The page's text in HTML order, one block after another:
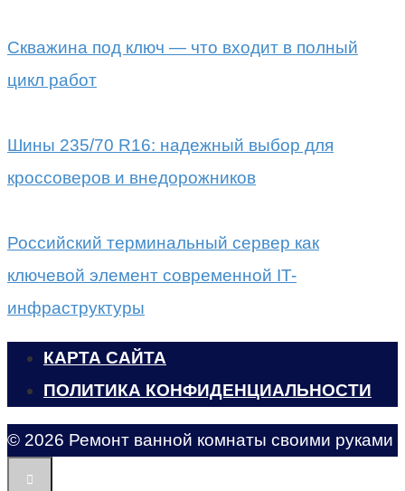
Скважина под ключ — что входит в полный
цикл работ
Шины 235/70 R16: надежный выбор для
кроссоверов и внедорожников
Российский терминальный сервер как
ключевой элемент современной IT-
инфраструктуры
КАРТА САЙТА
ПОЛИТИКА КОНФИДЕНЦИАЛЬНОСТИ
© 2026 Ремонт ванной комнаты своими руками